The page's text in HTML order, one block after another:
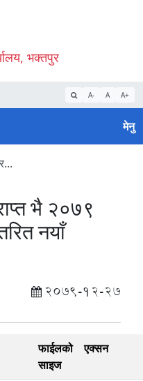
भक्तपुर
A- A A+
मेनु
भै २०७९
नयाँ
2079-12-27
फाईलको
साइज
एक्सन